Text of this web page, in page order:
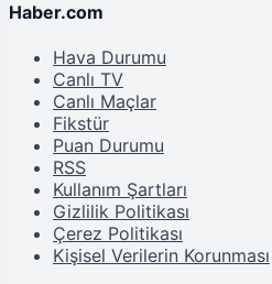
Haber.com
Hava Durumu
Canlı TV
Canlı Maçlar
Fikstür
Puan Durumu
RSS
Kullanım Şartları
Gizlilik Politikası
Çerez Politikası
Kişisel Verilerin Korunması